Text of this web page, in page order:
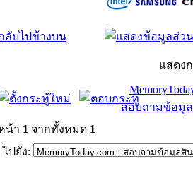
ลับไปข้างบน
แสดง
สอบถามข้อมู
น้า 1 จากทั้งหมด 1
ไปยัง: